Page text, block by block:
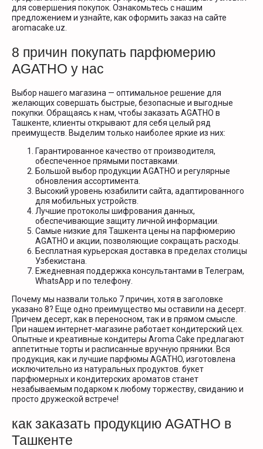
для совершения покупок. Ознакомьтесь с нашим
предложением и узнайте, как оформить заказ на сайте
aromacake.uz.
8 причин покупать парфюмерию
AGATHO у нас
Выбор нашего магазина — оптимальное решение для
желающих совершать быстрые, безопасные и выгодные
покупки. Обращаясь к нам, чтобы заказать AGATHO в
Ташкенте, клиенты открывают для себя целый ряд
преимуществ. Выделим только наиболее яркие из них:
Гарантированное качество от производителя,
обеспеченное прямыми поставками.
Большой выбор продукции AGATHO и регулярные
обновления ассортимента.
Высокий уровень юзабилити сайта, адаптированного
для мобильных устройств.
Лучшие протоколы шифрования данных,
обеспечивающие защиту личной информации.
Самые низкие для Ташкента цены на парфюмерию
AGATHO и акции, позволяющие сокращать расходы.
Бесплатная курьерская доставка в пределах столицы
Узбекистана.
Ежедневная поддержка консультантами в Телеграм,
WhatsApp и по телефону.
Почему мы назвали только 7 причин, хотя в заголовке
указано 8? Еще одно преимущество мы оставили на десерт.
Причем десерт, как в переносном, так и в прямом смысле.
При нашем интернет-магазине работает кондитерский цех.
Опытные и креативные кондитеры Aroma Cake предлагают
аппетитные торты и расписанные вручную пряники. Вся
продукция, как и лучшие парфюмы AGATHO, изготовлена
исключительно из натуральных продуктов. букет
парфюмерных и кондитерских ароматов станет
незабываемым подарком к любому торжеству, свиданию и
просто дружеской встрече!
как заказать продукцию AGATHO в
Ташкенте